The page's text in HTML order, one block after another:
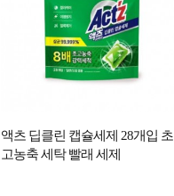
액츠 딥클린 캡슐세제 28개입 초
고농축 세탁 빨래 세제